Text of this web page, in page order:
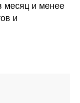
месяц и менее
и